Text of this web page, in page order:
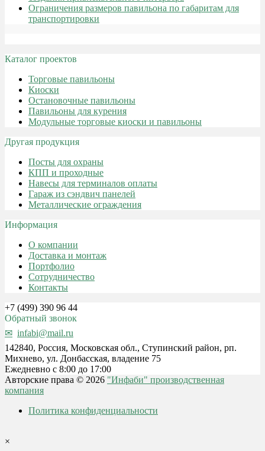
Ограничения размеров павильона по габаритам для
транспортировки
Каталог проектов
Торговые павильоны
Киоски
Остановочные павильоны
Павильоны для курения
Модульные торговые киоски и павильоны
Другая продукция
Посты для охраны
КПП и проходные
Навесы для терминалов оплаты
Гараж из сэндвич панелей
Металлические ограждения
Информация
О компании
Доставка и монтаж
Портфолио
Сотрудничество
Контакты
+7 (499) 390 96 44
Обратный звонок
infabi@mail.ru
142840, Россия, Московская обл., Ступинский район, рп.
Михнево, ул. Донбасская, владение 75
Ежедневно с 8:00 до 17:00
Авторские права © 2026 "Инфаби" производственная
компания
Политика конфиденциальности
×